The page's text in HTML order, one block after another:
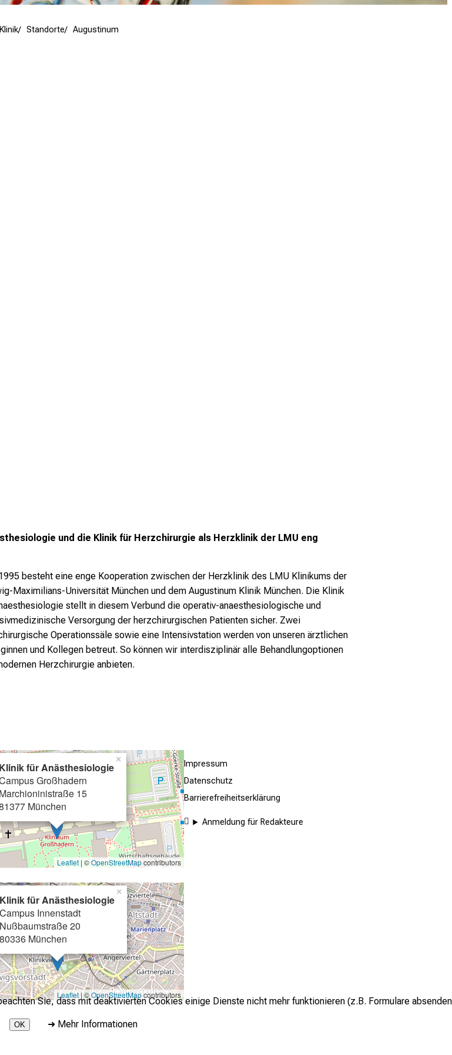
Sie, dass mit deaktivierten Cookies einige Dienste nicht mehr funktionieren (z.B. Formulare
OK ➜ Mehr Informationen
Standorte Augustinum
und die Klinik für Herzchirurgie als Herzklinik der LMU eng
besteht eine enge Kooperation zwischen der Herzklinik des LMU Klinikums der
Maximilians-Universität München und dem Augustinum Klinik München. Die Klinik
stellt in diesem Verbund die operativ-anaesthesiologische und
Versorgung der herzchirurgischen Patienten sicher. Zwei
Operationssäle sowie eine Intensivstation werden von unseren ärztlichen
und Kollegen betreut. So können wir interdisziplinär alle Behandlungoptionen
Herzchirurgie anbieten.
Klinik für Anästhesiologie
Großhadern
Marchioninistraße 15
München
×
Leaflet | ©OpenStreetMapcontributors
Klinik für Anästhesiologie
Campus Innenstadt
Nußbaumstraße 20
80336 München
×
Leaflet| ©OpenStreetMapcontributors
Impressum
Datenschutz
Barrierefreiheitserklärung
Anmeldung für Redakteure